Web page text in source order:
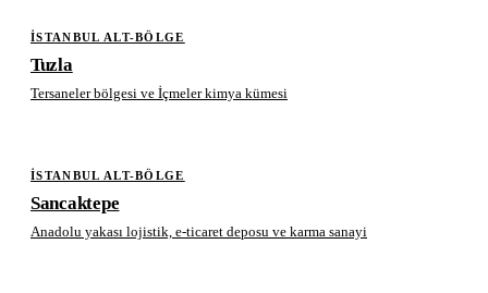
İSTANBUL ALT-BÖLGE
Tuzla
Tersaneler bölgesi ve İçmeler kimya kümesi
İSTANBUL ALT-BÖLGE
Sancaktepe
Anadolu yakası lojistik, e-ticaret deposu ve karma sanayi